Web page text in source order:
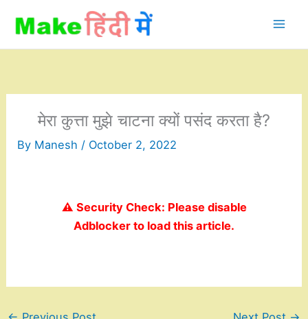
content
मेरा कुत्ता मुझे चाटना क्यों पसंद करता है?
By Manesh / October 2, 2022
⚠️ Security Check: Please disable
Adblocker to load this article.